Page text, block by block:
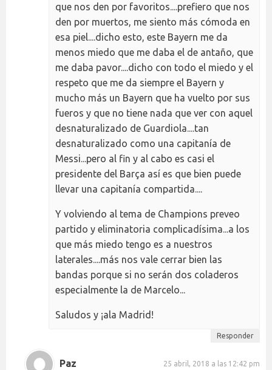
que nos den por favoritos....prefiero que nos
den por muertos, me siento más cómoda en
esa piel....dicho esto, este Bayern me da
menos miedo que me daba el de antaño, que
me daba pavor....dicho con todo el miedo y el
respeto que me da siempre el Bayern y
mucho más un Bayern que ha vuelto por sus
fueros y que no tiene nada que ver con aquel
desnaturalizado de Guardiola....tan
desnaturalizado como una capitanía de
Messi...pero al fin y al cabo es casi el
presidente del Barça así es que bien puede
llevar una capitanía compartida....
Y volviendo al tema de Champions preveo
partido y eliminatoria complicadísima...a los
que más miedo tengo es a nuestros
laterales....más nos vale cerrar bien las
bandas porque si no serán dos coladeros
especialmente la de Marcelo...
Saludos y ¡ala Madrid!
Responder
Paz 25 abril, 2018 a las 12:42 pm